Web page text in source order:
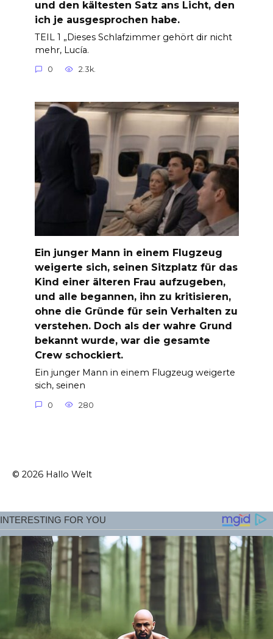
und den kältesten Satz ans Licht, den
ich je ausgesprochen habe.
TEIL 1 „Dieses Schlafzimmer gehört dir nicht
mehr, Lucía.
0 2.3k.
Ein junger Mann in einem Flugzeug
weigerte sich, seinen Sitzplatz für das
Kind einer älteren Frau aufzugeben,
und alle begannen, ihn zu kritisieren,
ohne die Gründe für sein Verhalten zu
verstehen. Doch als der wahre Grund
bekannt wurde, war die gesamte
Crew schockiert.
Ein junger Mann in einem Flugzeug weigerte
sich, seinen
0 280
© 2026 Hallo Welt